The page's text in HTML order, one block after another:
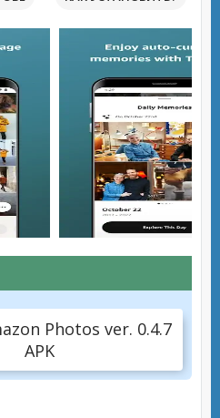
Photos ver. 0.4.7
APK